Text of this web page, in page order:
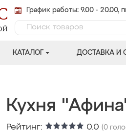
График работы: 9.00 - 20.00,
КАТАЛОГ ДОСТАВКА И
Кухня
Рейтинг: 0.0 (0